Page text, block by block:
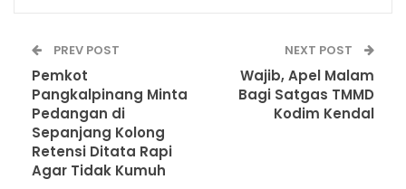
PREV POST
Pemkot
Pangkalpinang Minta
Pedangan di
Sepanjang Kolong
Retensi Ditata Rapi
Agar Tidak Kumuh
NEXT POST
Wajib, Apel Malam
Bagi Satgas TMMD
Kodim Kendal